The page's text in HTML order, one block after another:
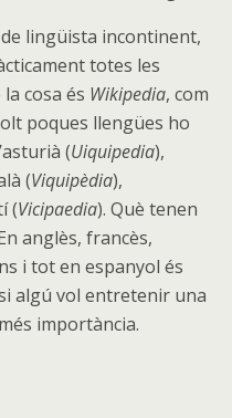
lingüista incontinent,
totes les
cosa és Wikipedia, com
poques llengües ho
(Uiquipedia),
(Viquipèdia),
(Vicipaedia). Què tenen
anglès, francès,
i tot en espanyol és
algú vol entretenir una
importància.